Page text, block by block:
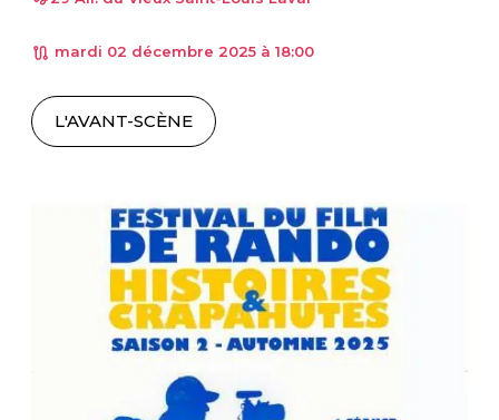
mardi 02 décembre 2025 à 18:00
L'AVANT-SCÈNE